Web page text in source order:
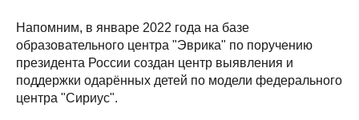
Напомним, в январе 2022 года на базе
образовательного центра "Эврика" по поручению
президента России создан центр выявления и
поддержки одарённых детей по модели федерального
центра "Сириус".